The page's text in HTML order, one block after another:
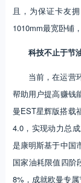
且，为保证卡友
1010mm最宽卧铺
科技不止于节
当前，在运营
帮助用户提高赚钱
曼EST星辉版搭载
4.0，实现动力总
是康明斯基于中国
国家油耗限值四阶
8%，成就欧曼专属